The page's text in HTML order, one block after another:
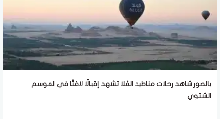
بالصور شاهد رحلات مناطيد العُلا تشهد إقبالًا لافتًا في الموسم
الشتوي